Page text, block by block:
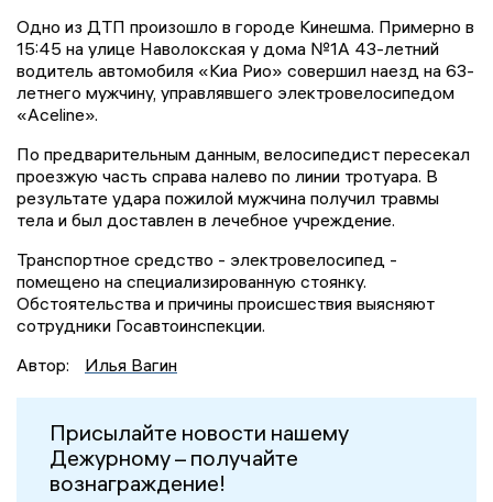
Одно из ДТП произошло в городе Кинешма. Примерно в
15:45 на улице Наволокская у дома №1А 43-летний
водитель автомобиля «Киа Рио» совершил наезд на 63-
летнего мужчину, управлявшего электровелосипедом
«Aceline».
По предварительным данным, велосипедист пересекал
проезжую часть справа налево по линии тротуара. В
результате удара пожилой мужчина получил травмы
тела и был доставлен в лечебное учреждение.
Транспортное средство - электровелосипед -
помещено на специализированную стоянку.
Обстоятельства и причины происшествия выясняют
сотрудники Госавтоинспекции.
Автор:
Илья Вагин
Присылайте новости нашему
Дежурному – получайте
вознаграждение!